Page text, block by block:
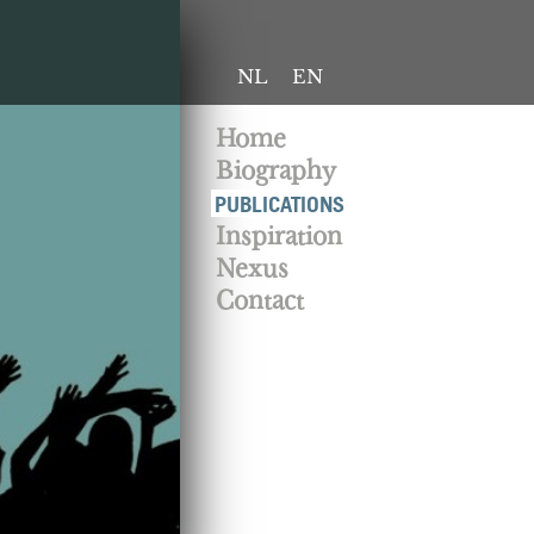
NL EN
Home
Biography
PUBLICATIONS
Inspiration
Nexus
Contact